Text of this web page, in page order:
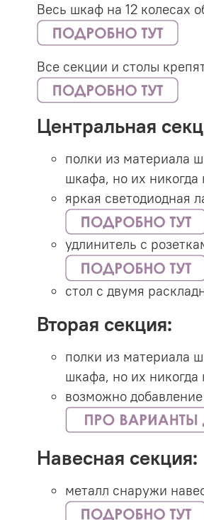
Весь шкаф на 12 колесах
Все секции и столы
Центральная
полки из материала
шкафа, но их
яркая светодиодная
удлинитель с
стол с двумя
Вторая секция:
полки из материала
шкафа, но их
возможно
Навесная секция:
металл снаружи